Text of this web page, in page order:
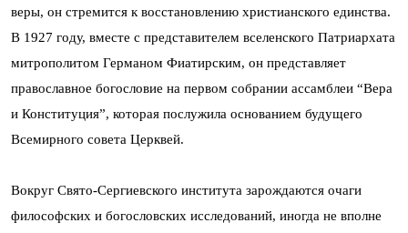
веры, он стремится к восстановлению христианского единства.
В 1927 году, вместе с представителем вселенского Патриархата
митрополитом Германом Фиатирским, он представляет
православное богословие на первом собрании ассамблеи “Вера
и Конституция”, которая послужила основанием будущего
Всемирного совета Церквей.
Вокруг Свято-Сергиевского института зарождаются очаги
философских и богословских исследований, иногда не вполне